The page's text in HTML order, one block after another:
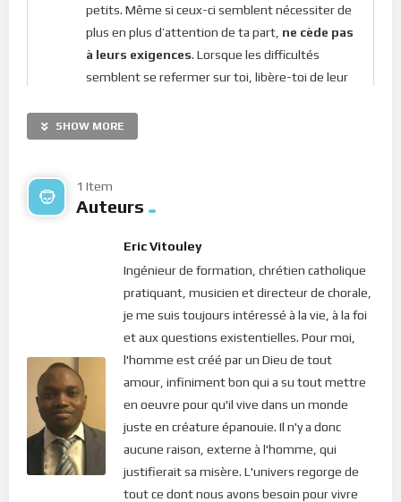
petits. Même si ceux-ci semblent nécessiter de
plus en plus d’attention de ta part, ne cède pas
à leurs exigences. Lorsque les difficultés
semblent se refermer sur toi, libère-toi de leur
Rappelle-toi qui je suis dans toute ma puissance
et ma gloire. Ensuite, présente-moi
problèmes s’estomperont, lorsque tu les
regarderas à la lumière de ma présence.
Tu peux attendre à te
ton salut, au milieu même de l’adversité.
Appuie-toi sur moi,ta force. C’est moi qui rends
tes pieds semblables à ceux des biches et qui
te fais marcher sur les hauteurs.
A méditer: Exode 3. 14; Habakuk 3. 17-19.
Sarah Young, Un moment avec Jésus, page 79.
Bonne méditation
SHOW MORE
1 Item
Auteurs
Eric Vitouley
Ingénieur de formation, chrétien catholique
pratiquant, musicien et directeur de chorale,
je me suis toujours intéressé à la vie, à la foi
et aux questions existentielles. Pour moi,
l'homme est créé par un Dieu de tout
amour, infiniment bon qui a su tout mettre
en oeuvre pour qu'il vive dans un monde
juste en créature épanouie. Il n'y a donc
aucune raison, externe à l'homme, qui
justifierait sa misère. L'univers regorge de
tout ce dont nous avons besoin pour vivre